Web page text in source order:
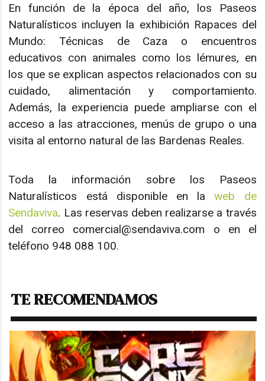
En función de la época del año, los Paseos
Naturalísticos incluyen la exhibición Rapaces del
Mundo: Técnicas de Caza o encuentros
educativos con animales como los lémures, en
los que se explican aspectos relacionados con su
cuidado, alimentación y comportamiento.
Además, la experiencia puede ampliarse con el
acceso a las atracciones, menús de grupo o una
visita al entorno natural de las Bardenas Reales.
Toda la información sobre los Paseos
Naturalísticos está disponible en laweb de
Sendaviva. Las reservas deben realizarse a través
del correo comercial@sendaviva.com o en el
teléfono 948 088 100.
TE RECOMENDAMOS